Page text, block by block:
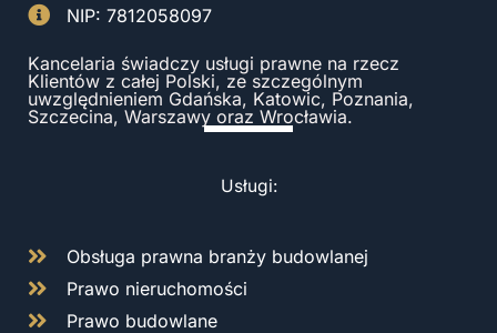
NIP: 7812058097
Kancelaria świadczy usługi prawne na rzecz
Klientów z całej Polski, ze szczególnym
uwzględnieniem Gdańska, Katowic, Poznania,
Szczecina, Warszawy oraz Wrocławia.
Usługi:
Obsługa prawna branży budowlanej
Prawo nieruchomości
Prawo budowlane